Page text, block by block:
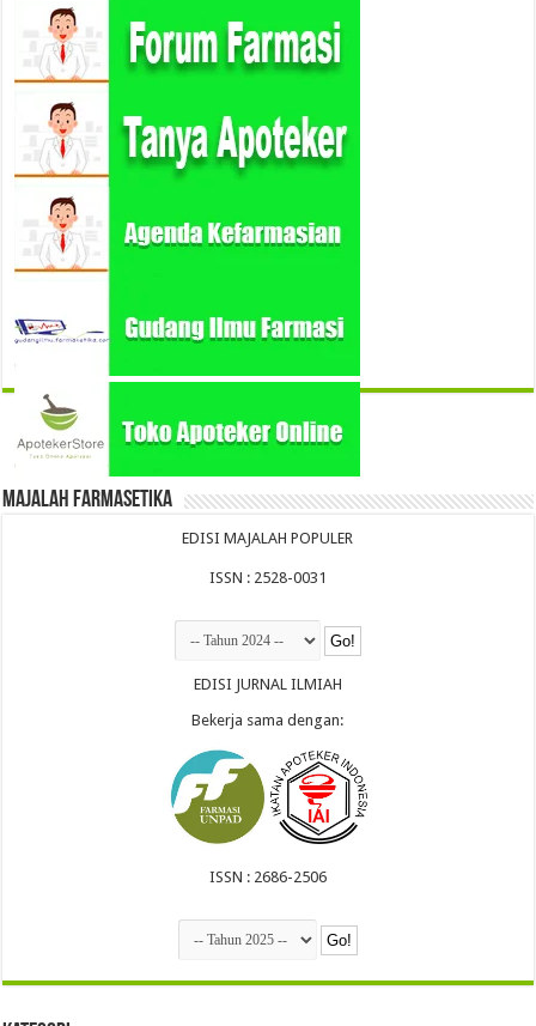
Majalah Farmasetika
EDISI MAJALAH POPULER
ISSN : 2528-0031
EDISI JURNAL ILMIAH
Bekerja sama dengan:
ISSN : 2686-2506